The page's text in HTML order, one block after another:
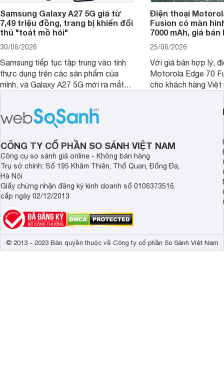
Samsung Galaxy A27 5G giá từ
7,49 triệu đồng, trang bị khiến đối
thủ "toát mồ hôi"
30/06/2026
Samsung tiếp tục tập trung vào tính
thực dụng trên các sản phẩm của
mình, và Galaxy A27 5G mới ra mắt
tới cho người dùng một thiết bị chất
lượng với nhiều trang bị ấn tượng và
độ bền bỉ cho nhu cầu sử dụng lâu
dài.
Điện thoại
Fusion có màn
7000 mAh, giá
25/06/2026
Với giá bán hợp lý,
Motorola Edge 70
cho khách hàng Việt
trang bị hiện đại
CÔNG TY CỔ PHẦN SO SÁNH VIỆT NAM
Công cụ so sánh giá online - Không bán hàng
Trụ sở chính: Số 195 Khâm Thiên, Thổ Quan, Đống Đa,
Hà Nội
Giấy chứng nhận đăng ký kinh doanh số 0106373516,
cấp ngày 02/12/2013
© 2013 - 2023 Bản quyền thuộc về Công ty cổ phần So Sánh Việt Nam